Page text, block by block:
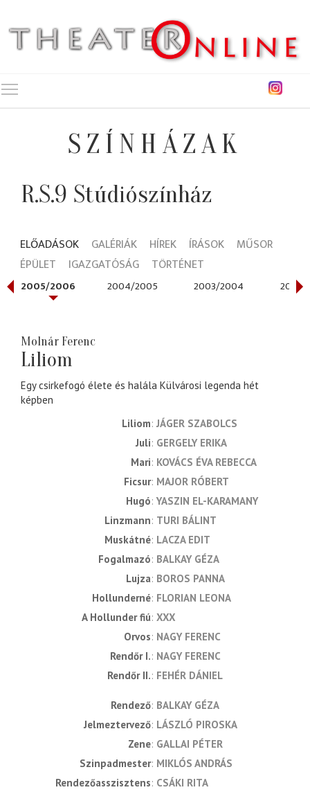
SZÍNHÁZAK
R.S.9 Stúdiószínház
ELŐADÁSOK GALÉRIÁK HÍREK ÍRÁSOK
MŰSOR
ÉPÜLET
IGAZGATÓSÁG TÖRTÉNET
2005/2006 2004/2005 2003/2004 2002/
Molnár Ferenc
Liliom
Egy csirkefogó élete és halála Külvárosi legenda hét
képben
Liliom JÁGER SZABOLCS
Juli GERGELY ERIKA
Mari KOVÁCS ÉVA REBECCA
Ficsur MAJOR RÓBERT
Hugó YASZIN EL-KARAMANY
Linzmann TURI BÁLINT
Muskátné LACZA EDIT
Fogalmazó BALKAY GÉZA
Lujza BOROS PANNA
Hollunderné FLORIAN LEONA
A Hollunder fiú XXX
Orvos NAGY FERENC
Rendőr I. NAGY FERENC
Rendőr II. FEHÉR DÁNIEL
rendező BALKAY GÉZA
jelmeztervező LÁSZLÓ PIROSKA
zene GALLAI PÉTER
szinpadmester MIKLÓS ANDRÁS
rendezőasszisztens CSÁKI RITA